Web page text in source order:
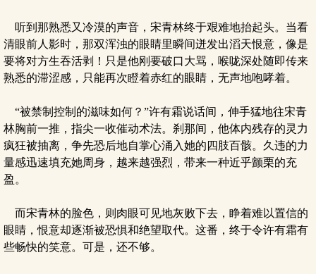
听到那熟悉又冷漠的声音，宋青林终于艰难地抬起头。当看
清眼前人影时，那双浑浊的眼睛里瞬间迸发出滔天恨意，像是
要将对方生吞活剥！只是他刚要破口大骂，喉咙深处随即传来
熟悉的滞涩感，只能再次瞪着赤红的眼睛，无声地咆哮着。
“被禁制控制的滋味如何？”许有霜说话间，伸手猛地往宋青
林胸前一推，指尖一收催动术法。刹那间，他体内残存的灵力
疯狂被抽离，争先恐后地自掌心涌入她的四肢百骸。久违的力
量感迅速填充她周身，越来越强烈，带来一种近乎颤栗的充
盈。
而宋青林的脸色，则肉眼可见地灰败下去，睁着难以置信的
眼睛，恨意却逐渐被恐惧和绝望取代。这番，终于令许有霜有
些畅快的笑意。可是，还不够。